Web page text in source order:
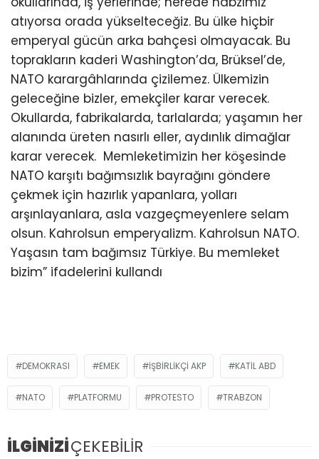
atıyorsa orada yükselteceğiz. Bu ülke hiçbir
emperyal gücün arka bahçesi olmayacak. Bu
toprakların kaderi Washington’da, Brüksel’de,
NATO karargâhlarında çizilemez. Ülkemizin
geleceğine bizler, emekçiler karar verecek.
Okullarda, fabrikalarda, tarlalarda; yaşamın her
alanında üreten nasırlı eller, aydınlık dimağlar
karar verecek. Memleketimizin her köşesinde
NATO karşıtı bağımsızlık bayrağını göndere
çekmek için hazırlık yapanlara, yolları
arşınlayanlara, asla vazgeçmeyenlere selam
olsun. Kahrolsun emperyalizm. Kahrolsun NATO.
Yaşasın tam bağımsız Türkiye. Bu memleket
bizim” ifadelerini kullandı
DEMOKRASI EMEK IŞBIRLIKÇI AKP KATIL ABD
NATO PLATFORMU PROTESTO TRABZON
İLGİNİZİÇEKEBİLİR